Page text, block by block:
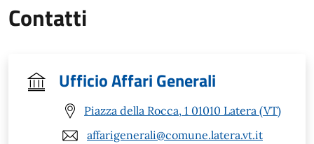
Contatti
Ufficio Affari Generali
Piazza della Rocca, 1 01010 Latera (VT)
affarigenerali@comune.latera.vt.it